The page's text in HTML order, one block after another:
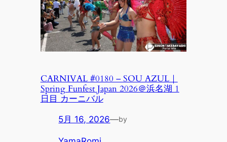
CARNIVAL #0180 – SOU AZUL｜
Spring Funfest Japan 2026＠浜名湖 1
日目 カーニバル
5月 16, 2026—by